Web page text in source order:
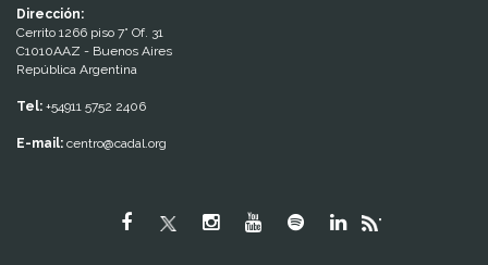
Dirección:
Cerrito 1266 piso 7° Of. 31
C1010AAZ - Buenos Aires
República Argentina
Tel: +54911 5752 2406
E-mail: centro@cadal.org
"